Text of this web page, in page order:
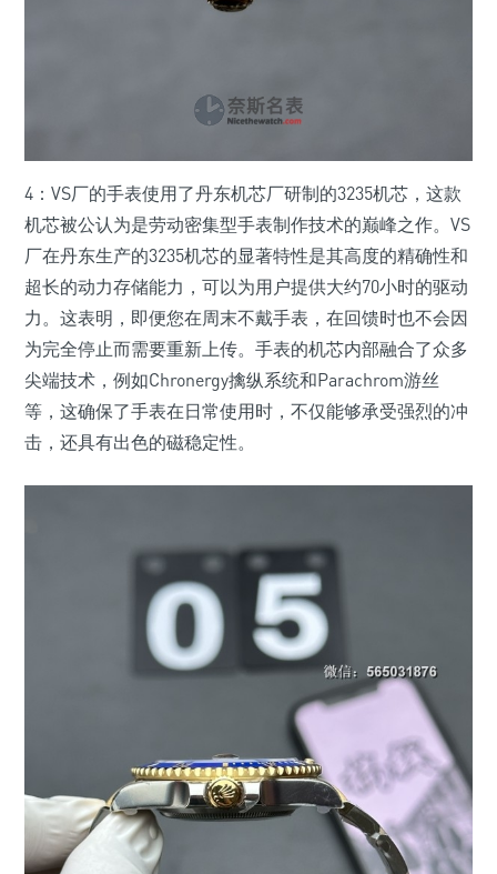
4：VS厂的手表使用了丹东机芯厂研制的3235机芯，这款
机芯被公认为是劳动密集型手表制作技术的巅峰之作。VS
厂在丹东生产的3235机芯的显著特性是其高度的精确性和
超长的动力存储能力，可以为用户提供大约70小时的驱动
力。这表明，即便您在周末不戴手表，在回馈时也不会因
为完全停止而需要重新上传。手表的机芯内部融合了众多
尖端技术，例如Chronergy擒纵系统和Parachrom游丝
等，这确保了手表在日常使用时，不仅能够承受强烈的冲
击，还具有出色的磁稳定性。